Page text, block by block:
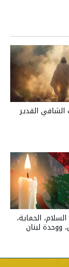
القدير
الحماية،
ووحدة لبنان